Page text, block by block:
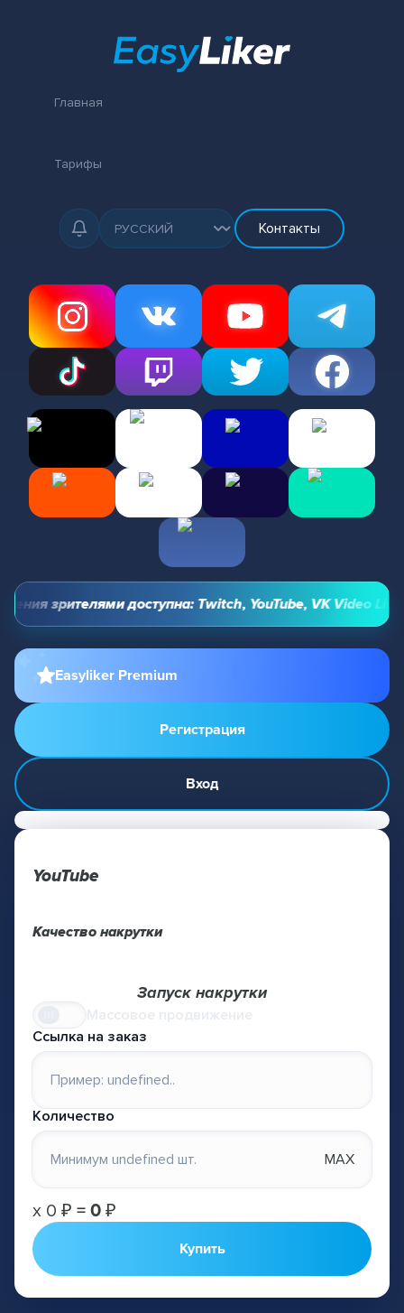
Главная
Тарифы
Контакты
зрителями доступна: Twitch, YouTube, VK Video Live и
Easyliker Premium
Регистрация
Вход
YouTube
Качество накрутки
Запуск накрутки
Ссылка на заказ
Количество
MAX
х 0 ₽ = 0 ₽
Купить